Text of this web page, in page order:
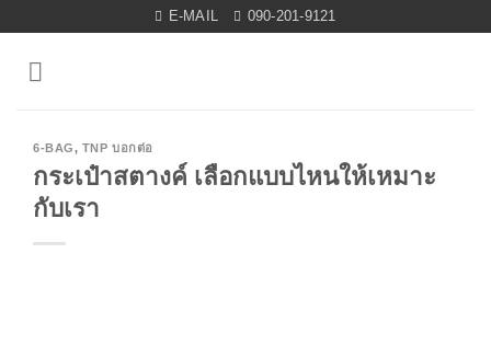
content
E-MAIL 090-201-9121
6-BAG, TNP บอกต่อ
กระเป๋าสตางค์ เลือกแบบไหนให้เหมาะ
กับเรา